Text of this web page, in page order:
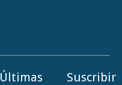
Últimas
Suscribir